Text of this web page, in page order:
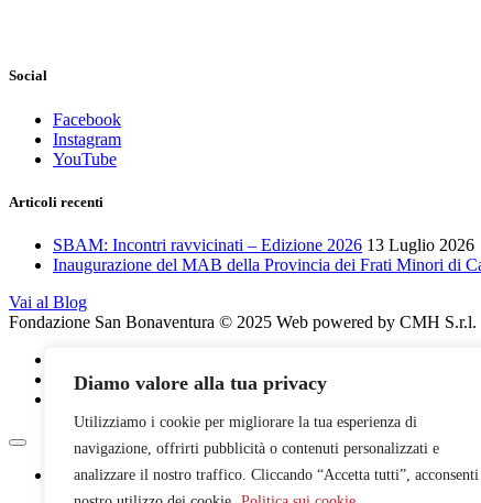
Diamo valore alla tua privacy
Utilizziamo i cookie per migliorare la tua esperienza di
navigazione, offrirti pubblicità o contenuti personalizzati e
analizzare il nostro traffico. Cliccando “Accetta tutti”,
Social
Facebook
Instagram
YouTube
Articoli recenti
SBAM: Incontri ravvicinati – Edizione 2026 13 Luglio 2026
Inaugurazione del MAB della Provincia dei Frati Minori di
Vai al Blog
Fondazione San Bonaventura © 2025 Web powered by CMH S.r.l.
Cookie Policy